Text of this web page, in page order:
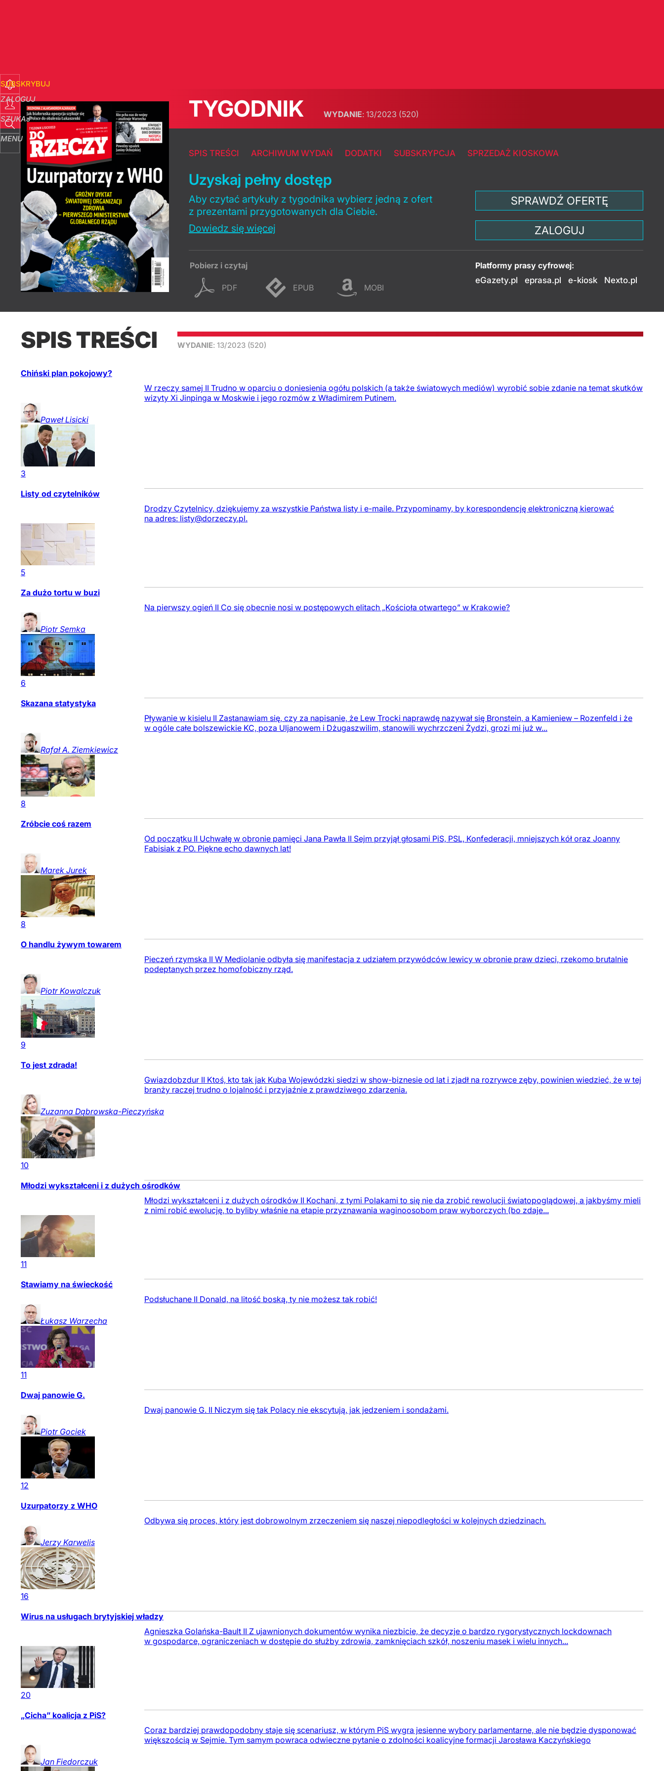
SUBSKRYBUJ
ZALOGUJ
SZUKAJ
MENU
TYGODNIK WYDANIE: 13/2023 (520)
SPIS TREŚCI ARCHIWUM WYDAŃ DODATKI SUBSKRYPCJA SPRZEDAŻ KIOSKOWA
Uzyskaj pełny dostęp
Aby czytać artykuły z tygodnika wybierz jedną z ofert
z prezentami przygotowanych dla Ciebie.
Dowiedz się więcej
SPRAWDŹ OFERTĘ
ZALOGUJ
Pobierz i czytaj
PDF EPUB MOBI
Platformy prasy cyfrowej:
eGazety.pl
eprasa.pl e-kiosk Nexto.pl
SPIS TREŚCI WYDANIE: 13/2023 (520)
Chiński plan pokojowy?
W rzeczy samej II Trudno w oparciu o doniesienia ogółu polskich (a także światowych mediów) wyrobić sobie zdanie na temat skutków
wizyty Xi Jinpinga w Moskwie i jego rozmów z Władimirem Putinem.
Paweł Lisicki
3
Listy od czytelników
Drodzy Czytelnicy, dziękujemy za wszystkie Państwa listy i e-maile. Przypominamy, by korespondencję elektroniczną kierować
na adres: listy@dorzeczy.pl.
5
Za dużo tortu w buzi
Na pierwszy ogień II Co się obecnie nosi w postępowych elitach „Kościoła otwartego” w Krakowie?
Piotr Semka
6
Skazana statystyka
Pływanie w kisielu II Zastanawiam się, czy za napisanie, że Lew Trocki naprawdę nazywał się Bronstein, a Kamieniew – Rozenfeld i że
w ogóle całe bolszewickie KC, poza Uljanowem i Dżugaszwilim, stanowili wychrzczeni Żydzi, grozi mi już w...
Rafał A. Ziemkiewicz
8
Zróbcie coś razem
Od początku II Uchwałę w obronie pamięci Jana Pawła II Sejm przyjął głosami PiS, PSL, Konfederacji, mniejszych kół oraz Joanny
Fabisiak z PO. Piękne echo dawnych lat!
Marek Jurek
8
O handlu żywym towarem
Pieczeń rzymska II W Mediolanie odbyła się manifestacja z udziałem przywódców lewicy w obronie praw dzieci, rzekomo brutalnie
podeptanych przez homofobiczny rząd.
Piotr Kowalczuk
9
To jest zdrada!
Gwiazdobzdur II Ktoś, kto tak jak Kuba Wojewódzki siedzi w show-biznesie od lat i zjadł na rozrywce zęby, powinien wiedzieć, że w tej
branży raczej trudno o lojalność i przyjaźnie z prawdziwego zdarzenia.
Zuzanna Dąbrowska-Pieczyńska
10
Młodzi wykształceni i z dużych ośrodków
Młodzi wykształceni i z dużych ośrodków II Kochani, z tymi Polakami to się nie da zrobić rewolucji światopoglądowej, a jakbyśmy mieli
z nimi robić ewolucję, to byliby właśnie na etapie przyznawania waginoosobom praw wyborczych (bo zdaje...
11
Stawiamy na świeckość
Podsłuchane II Donald, na litość boską, ty nie możesz tak robić!
Łukasz Warzecha
11
Dwaj panowie G.
Dwaj panowie G. II Niczym się tak Polacy nie ekscytują, jak jedzeniem i sondażami.
Piotr Gociek
12
Uzurpatorzy z WHO
Odbywa się proces, który jest dobrowolnym zrzeczeniem się naszej niepodległości w kolejnych dziedzinach.
Jerzy Karwelis
16
Wirus na usługach brytyjskiej władzy
Agnieszka Golańska-Bault II Z ujawnionych dokumentów wynika niezbicie, że decyzje o bardzo rygorystycznych lockdownach
w gospodarce, ograniczeniach w dostępie do służby zdrowia, zamknięciach szkół, noszeniu masek i wielu innych...
20
„Cicha” koalicja z PiS?
Coraz bardziej prawdopodobny staje się scenariusz, w którym PiS wygra jesienne wybory parlamentarne, ale nie będzie dysponować
większością w Sejmie. Tym samym powraca odwieczne pytanie o zdolności koalicyjne formacji Jarosława Kaczyńskiego
Jan Fiedorczuk